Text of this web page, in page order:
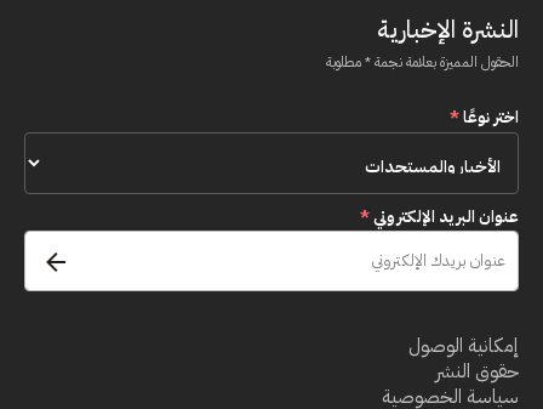
النشرة الإخبارية
الحقول المميزة بعلامة نجمة * مطلوبة
اختر نوعًا*
عنوان البريد الإلكتروني*
إمكانية الوصول
حقوق النشر
سياسة الخصوصية